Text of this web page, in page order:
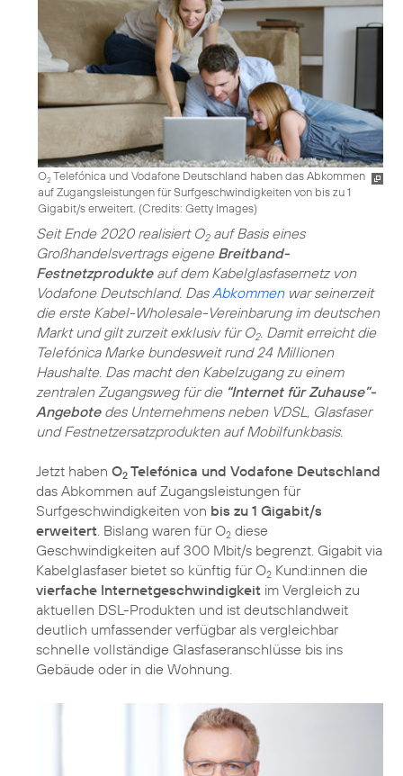
O2Telefónica und Vodafone Deutschland haben das Abkommen
auf Zugangsleistungen für Surfgeschwindigkeiten von bis zu 1
Gigabit/s erweitert. (Credits: Getty Images)
Seit Ende 2020 realisiert O2auf Basis eines
Großhandelsvertrags eigene Breitband-
Festnetzprodukteauf dem Kabelglasfasernetz von
Vodafone Deutschland. Das Abkommenwar seinerzeit
die erste Kabel-Wholesale-Vereinbarung im deutschen
Markt und gilt zurzeit exklusiv für O2. Damit erreicht die
Telefónica Marke bundesweit rund 24 Millionen
Haushalte. Das macht den Kabelzugang zu einem
zentralen Zugangsweg für die “Internet für Zuhause”-
Angebotedes Unternehmens neben VDSL, Glasfaser
und Festnetzersatzprodukten auf Mobilfunkbasis.
Jetzt haben O2 Telefónica und Vodafone Deutschland
das Abkommen auf Zugangsleistungen für
Surfgeschwindigkeiten von bis zu 1 Gigabit/s
erweitert . Bislang waren für O2 diese
Geschwindigkeiten auf 300 Mbit/s begrenzt. Gigabit via
Kabelglasfaser bietet so künftig für O2 Kund:innen die
vierfache Internetgeschwindigkeit im Vergleich zu
aktuellen DSL-Produkten und ist deutschlandweit
deutlich umfassender verfügbar als vergleichbar
schnelle vollständige Glasfaseranschlüsse bis ins
Gebäude oder in die Wohnung.